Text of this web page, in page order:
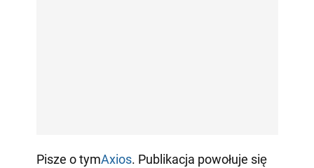
Pisze o tymAxios. Publikacja powołuje się